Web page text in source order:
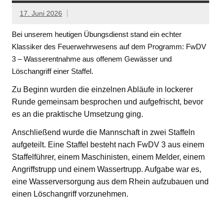
17. Juni 2026
Bei unserem heutigen Übungsdienst stand ein echter
Klassiker des Feuerwehrwesens auf dem Programm: FwDV
3 – Wasserentnahme aus offenem Gewässer und
Löschangriff einer Staffel.
Zu Beginn wurden die einzelnen Abläufe in lockerer
Runde gemeinsam besprochen und aufgefrischt, bevor
es an die praktische Umsetzung ging.
Anschließend wurde die Mannschaft in zwei Staffeln
aufgeteilt. Eine Staffel besteht nach FwDV 3 aus einem
Staffelführer, einem Maschinisten, einem Melder, einem
Angriffstrupp und einem Wassertrupp. Aufgabe war es,
eine Wasserversorgung aus dem Rhein aufzubauen und
einen Löschangriff vorzunehmen.